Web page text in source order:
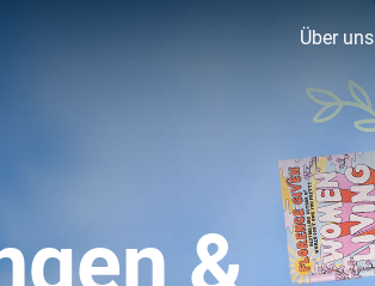
Über uns
&